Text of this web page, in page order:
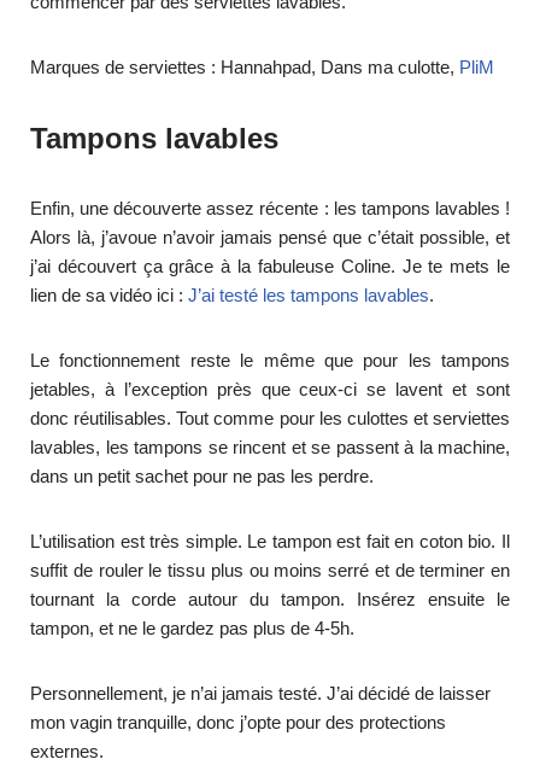
Marques de serviettes : Hannahpad, Dans ma culotte, PliM
Tampons lavables
Enfin, une découverte assez récente : les tampons lavables !
Alors là, j’avoue n’avoir jamais pensé que c’était possible, et
j’ai découvert ça grâce à la fabuleuse Coline. Je te mets le
lien de sa vidéo ici : J’ai testé les tampons lavables.
Le fonctionnement reste le même que pour les tampons
jetables, à l’exception près que ceux-ci se lavent et sont
donc réutilisables. Tout comme pour les culottes et serviettes
lavables, les tampons se rincent et se passent à la machine,
dans un petit sachet pour ne pas les perdre.
L’utilisation est très simple. Le tampon est fait en coton bio. Il
suffit de rouler le tissu plus ou moins serré et de terminer en
tournant la corde autour du tampon. Insérez ensuite le
tampon, et ne le gardez pas plus de 4-5h.
Personnellement, je n’ai jamais testé. J’ai décidé de laisser
mon vagin tranquille, donc j’opte pour des protections
externes.